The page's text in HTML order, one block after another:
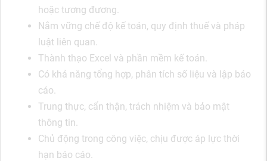
hoặc tương đương.
Nắm vững chế độ kế toán, quy định thuế và pháp
luật liên quan.
Thành thạo Excel và phần mềm kế toán.
Có khả năng tổng hợp, phân tích số liệu và lập báo
cáo.
Trung thực, cẩn thận, trách nhiệm và bảo mật
thông tin.
Chủ động trong công việc, chịu được áp lực thời
hạn báo cáo.